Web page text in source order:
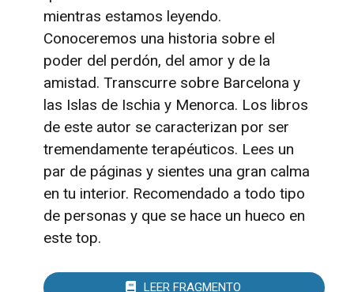
mientras estamos leyendo.
Conoceremos una historia sobre el
poder del perdón, del amor y de la
amistad. Transcurre sobre Barcelona y
las Islas de Ischia y Menorca. Los libros
de este autor se caracterizan por ser
tremendamente terapéuticos. Lees un
par de páginas y sientes una gran calma
en tu interior. Recomendado a todo tipo
de personas y que se hace un hueco en
este top.
LEER FRAGMENTO